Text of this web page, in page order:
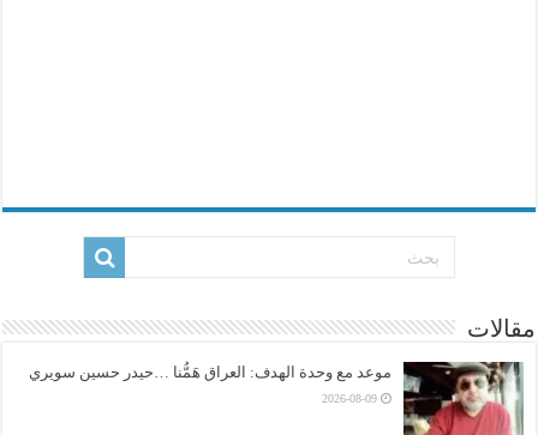
مقالات
موعد مع وحدة الهدف: العراق هَمُّنا …حيدر حسين سويري
2026-08-09